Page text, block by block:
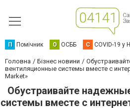
П Помічник О ОСББ C COVID-19 у
Головна Бізнес новини
вентиляционные системы вместе с
Market»
Обустраивайте
системы вместе с